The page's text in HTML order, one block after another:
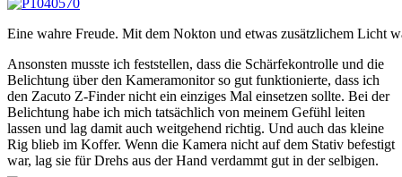
Eine wahre Freude. Mit dem Nokton und etwas zusätzlichem Licht
Ansonsten musste ich feststellen, dass die Schärfekontrolle und die
Belichtung über den Kameramonitor so gut funktionierte, dass ich
den Zacuto Z-Finder nicht ein einziges Mal einsetzen sollte. Bei der
Belichtung habe ich mich tatsächlich von meinem Gefühl leiten
lassen und lag damit auch weitgehend richtig. Und auch das kleine
Rig blieb im Koffer. Wenn die Kamera nicht auf dem Stativ befestigt
war, lag sie für Drehs aus der Hand verdammt gut in der selbigen.